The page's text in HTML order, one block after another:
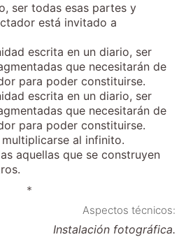
ser todas esas partes y
está invitado a
escrita en un diario, ser
que necesitarán de
para poder constituirse.
escrita en un diario, ser
que necesitarán de
para poder constituirse.
al infinito.
aquellas que se construyen
*
Aspectos técnicos:
Instalación fotográfica.